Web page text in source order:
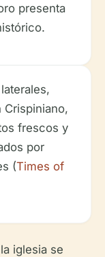
presenta
Crispiniano,
frescos y
por
(Times of
iglesia se